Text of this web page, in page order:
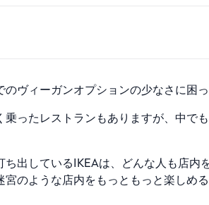
ヴィーガンオプションの少なさに困
ったレストランもありますが、中で
ち出しているIKEAは、どんな人も店内
宮のような店内をもっともっと楽しめ